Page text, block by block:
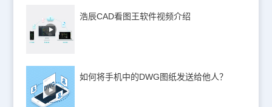
浩辰CAD看图王软件视频介绍
如何将手机中的DWG图纸发送给他人？